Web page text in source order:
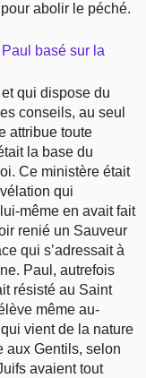
abolir le péché.
basé sur la
qui dispose du
conseils, au seul
attribue toute
la base du
Ce ministère était
qui
même en avait fait
renié un Sauveur
qui s’adressait à
Paul, autrefois
résisté au Saint
même au-
vient de la nature
aux Gentils, selon
avaient tout